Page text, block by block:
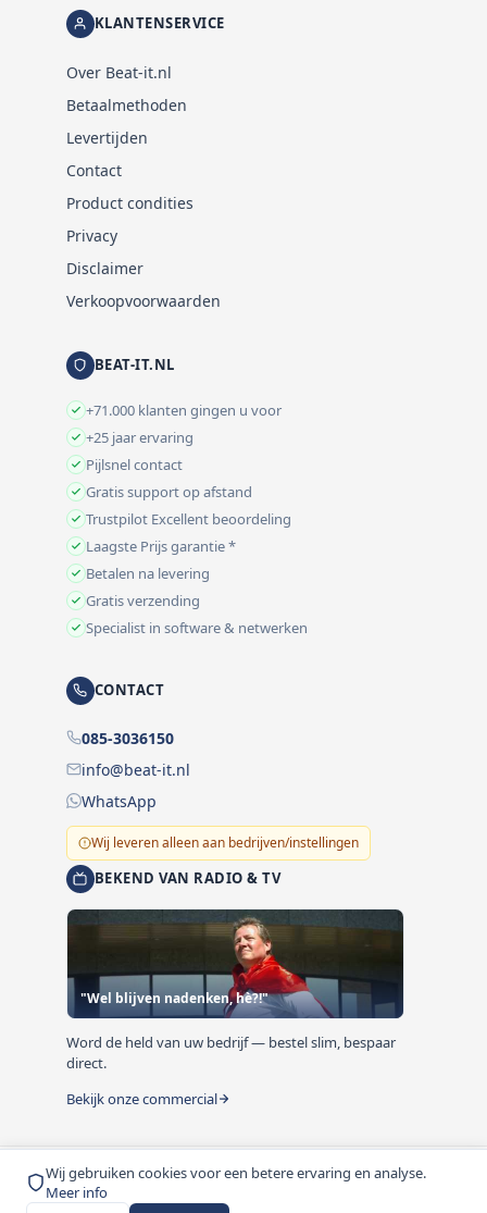
Wij gebruiken cookies voor een betere ervaring en analyse.
Meer info
KLANTENSERVICE
Over Beat-it.nl
Betaalmethoden
Levertijden
Contact
Product condities
Privacy
Disclaimer
Verkoopvoorwaarden
BEAT-IT.NL
+71.000 klanten gingen u voor
+25 jaar ervaring
Pijlsnel contact
Gratis support op afstand
Trustpilot Excellent beoordeling
Laagste Prijs garantie *
Betalen na levering
Gratis verzending
Specialist in software & netwerken
CONTACT
085-3036150
info@beat-it.nl
WhatsApp
Wij leveren alleen aan bedrijven/instellingen
BEKEND VAN RADIO & TV
"Wel blijven nadenken, hè?!"
Word de held van uw bedrijf — bestel slim, bespaar
direct.
Bekijk onze commercial
© 1999-2026 Beat-it.nl. Vermelde prijzen zijn excl. BTW